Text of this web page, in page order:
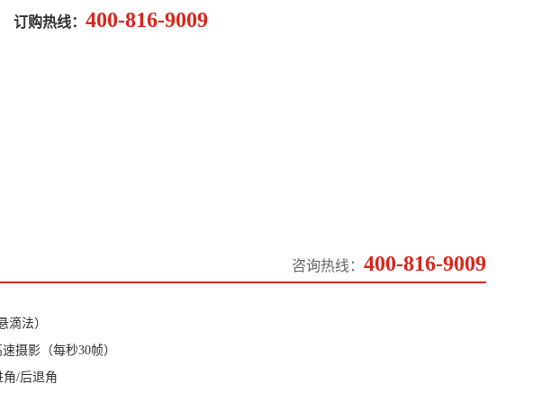
订购热线： 400-816-9009
咨询热线： 400-816-9009
滴法）
摄影（每秒30帧）
/后退角